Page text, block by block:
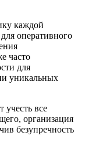
каждой
оперативного
часто
для
уникальных
учесть все
организация
безупречность